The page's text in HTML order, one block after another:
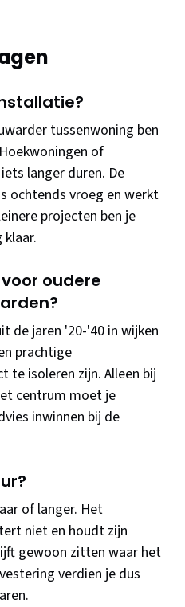
tussenwoning ben
of
langer duren. De
ochtends vroeg en werkt
projecten ben je
klaar.
oudere
de jaren '20-'40 in wijken
prachtige
te isoleren zijn. Alleen bij
centrum moet je
inwinnen bij de
of langer. Het
niet en houdt zijn
gewoon zitten waar het
verdien je dus